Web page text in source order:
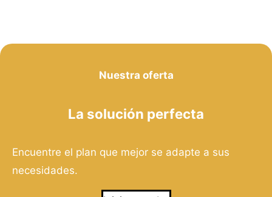
Nuestra oferta
La solución perfecta
Encuentre el plan que mejor se adapte a sus
necesidades.